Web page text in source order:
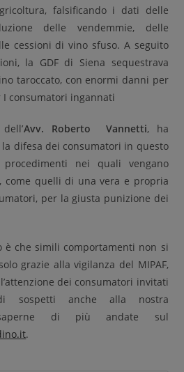
falsificando i dati delle
delle vendemmie, delle
cessioni di vino sfuso. A seguito
la GDF di Siena sequestrava
taroccato, con enormi danni per
consumatori ingannati
Avv. Roberto Vannetti, ha
difesa dei consumatori in questo
nei quali vengano
come quelli di una vera e propria
per la giusta punizione dei
è che simili comportamenti non si
grazie alla vigilanza del MIPAF,
dei consumatori invitati
sospetti anche alla nostra
saperne di più andate sul
.